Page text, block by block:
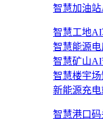
智慧加油
智慧工地
智慧能源
智慧矿山
智慧楼宇
新能源充
智慧港口